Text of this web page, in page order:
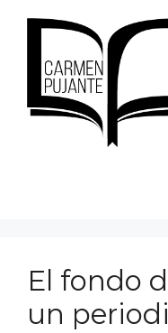
El fondo
un